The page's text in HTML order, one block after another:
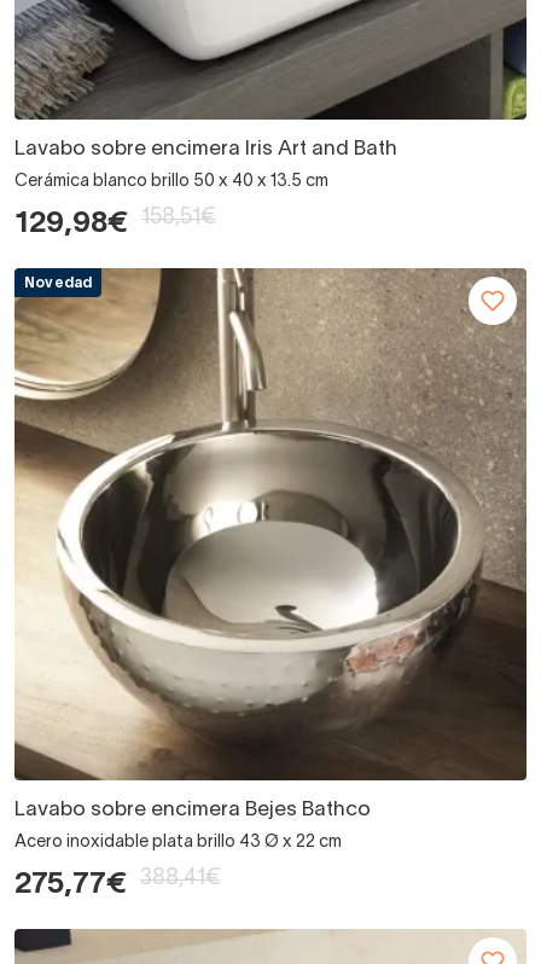
Lavabo sobre encimera Iris Art and Bath
Cerámica blanco brillo 50 x 40 x 13.5 cm
129,98€ 158,51€
Novedad
Lavabo sobre encimera Bejes Bathco
Acero inoxidable plata brillo 43 Ø x 22 cm
275,77€ 388,41€